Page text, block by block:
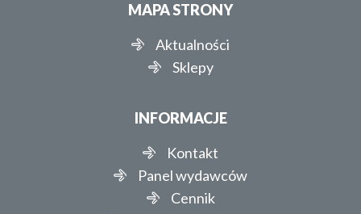
MAPA STRONY
Aktualności
Sklepy
INFORMACJE
Kontakt
Panel wydawców
Cennik